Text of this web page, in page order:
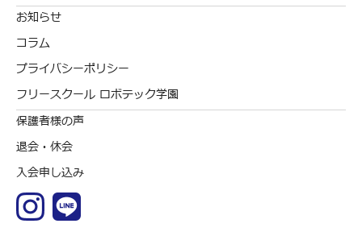
お知らせ
コラム
プライバシーポリシー
フリースクール ロボテック学園
保護者様の声
退会・休会
入会申し込み